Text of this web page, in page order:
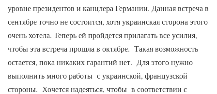
уровне президентов и канцлера Германии. Данная встреча в
сентябре точно не состоится, хотя украинская сторона этого
очень хотела. Теперь ей пройдется прилагать все усилия,
чтобы эта встреча прошла в октябре. Такая возможность
остается, пока никаких гарантий нет. Для этого нужно
выполнить много работы с украинской, французской
стороны. Хочется надеяться, чтобы в соответствии с